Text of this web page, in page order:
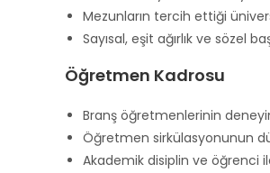
Mezunların tercih ettiği
Sayısal, eşit ağırlık ve sözel
Öğretmen Kadrosu
Branş öğretmenlerinin
Öğretmen sirkülasyonunun
Akademik disiplin ve öğrenci